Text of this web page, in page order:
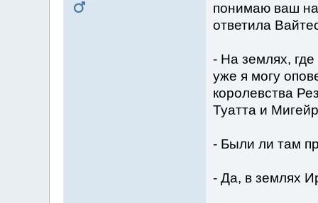
понимаю ваш
ответила
- На землях,
уже я могу
королевства
Туатта и
- Были ли там
- Да, в землях